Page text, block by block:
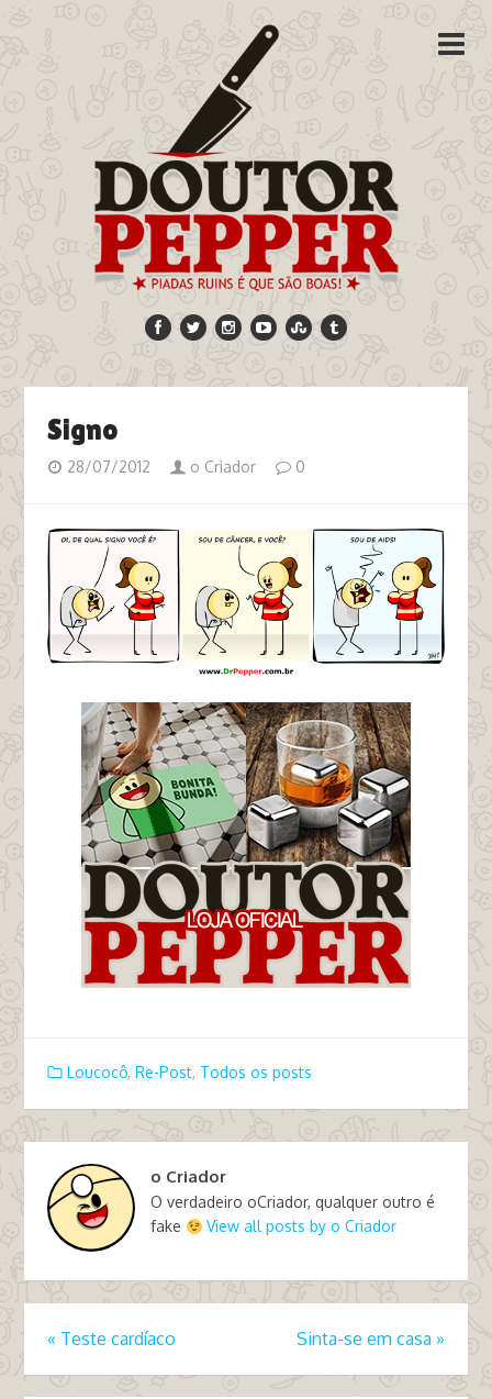
Signo
28/07/2012 o Criador 0
Loucocô, Re-Post, Todos os posts
o Criador
O verdadeiro oCriador, qualquer outro é
fake
View all posts by o Criador
« Teste cardíaco Sinta-se em casa »